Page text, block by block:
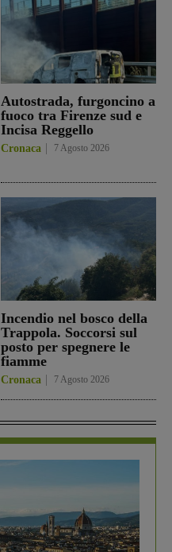
Autostrada, furgoncino a
fuoco tra Firenze sud e
Incisa Reggello
Cronaca 7 Agosto 2026
Incendio nel bosco della
Trappola. Soccorsi sul
posto per spegnere le
fiamme
Cronaca 7 Agosto 2026